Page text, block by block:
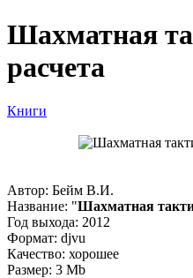
Шахматная
расчета
Книги
Автор: Бейм В.И.
Название: "Шахматная
Год выхода: 2012
Формат: djvu
Качество: хорошее
Размер: 3 Mb